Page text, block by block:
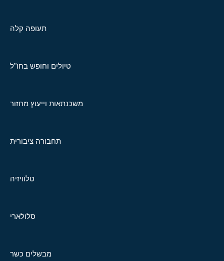
תעופה קלה
טיולים וחופש בחו"ל
משכנתאות וייעוץ מחזור
תחבורה ציבורית
טלוויזיה
סלולארי
מבשלים כשר